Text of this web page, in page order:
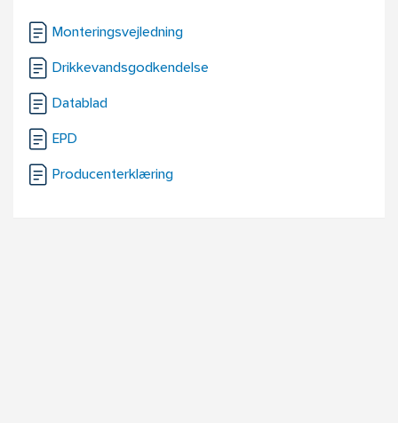
Monteringsvejledning
Drikkevandsgodkendelse
Datablad
EPD
Producenterklæring